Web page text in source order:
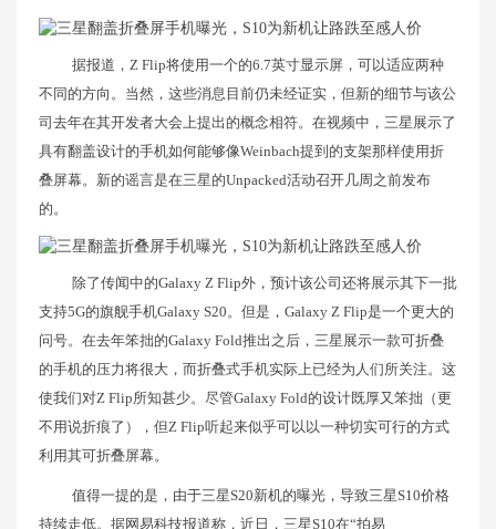
据报道，Z Flip将使用一个的6.7英寸显示屏，可以适应两种
不同的方向。当然，这些消息目前仍未经证实，但新的细节与该公
司去年在其开发者大会上提出的概念相符。在视频中，三星展示了
具有翻盖设计的手机如何能够像Weinbach提到的支架那样使用折
叠屏幕。新的谣言是在三星的Unpacked活动召开几周之前发布
的。
除了传闻中的Galaxy Z Flip外，预计该公司还将展示其下一批
支持5G的旗舰手机Galaxy S20。但是，Galaxy Z Flip是一个更大的
问号。在去年笨拙的Galaxy Fold推出之后，三星展示一款可折叠
的手机的压力将很大，而折叠式手机实际上已经为人们所关注。这
使我们对Z Flip所知甚少。尽管Galaxy Fold的设计既厚又笨拙（更
不用说折痕了），但Z Flip听起来似乎可以以一种切实可行的方式
利用其可折叠屏幕。
值得一提的是，由于三星S20新机的曝光，导致三星S10价格
持续走低。据网易科技报道称，近日，三星S10在“拍易